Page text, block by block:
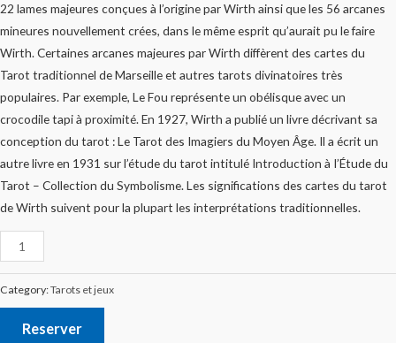
22 lames majeures conçues à l’origine par Wirth ainsi que les 56 arcanes
mineures nouvellement crées, dans le même esprit qu’aurait pu le faire
Wirth. Certaines arcanes majeures par Wirth diffèrent des cartes du
Tarot traditionnel de Marseille et autres tarots divinatoires très
populaires. Par exemple, Le Fou représente un obélisque avec un
crocodile tapi à proximité. En 1927, Wirth a publié un livre décrivant sa
conception du tarot : Le Tarot des Imagiers du Moyen Âge. Il a écrit un
autre livre en 1931 sur l’étude du tarot intitulé Introduction à I’Étude du
Tarot – Collection du Symbolisme. Les significations des cartes du tarot
de Wirth suivent pour la plupart les interprétations traditionnelles.
Category:Tarots et jeux
Reserver